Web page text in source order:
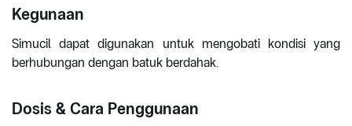
Kegunaan
Simucil dapat digunakan untuk mengobati kondisi yang
berhubungan dengan batuk berdahak.
Dosis & Cara Penggunaan